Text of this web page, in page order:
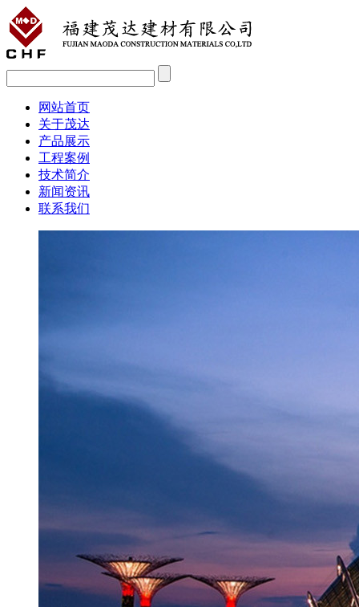
网站首页
关于茂达
产品展示
工程案例
技术简介
新闻资讯
联系我们